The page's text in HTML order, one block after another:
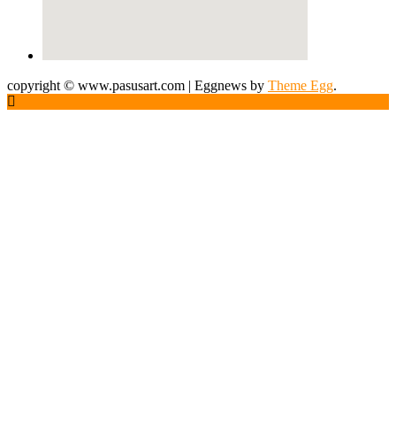
copyright © www.pasusart.com | Eggnews by Theme Egg.